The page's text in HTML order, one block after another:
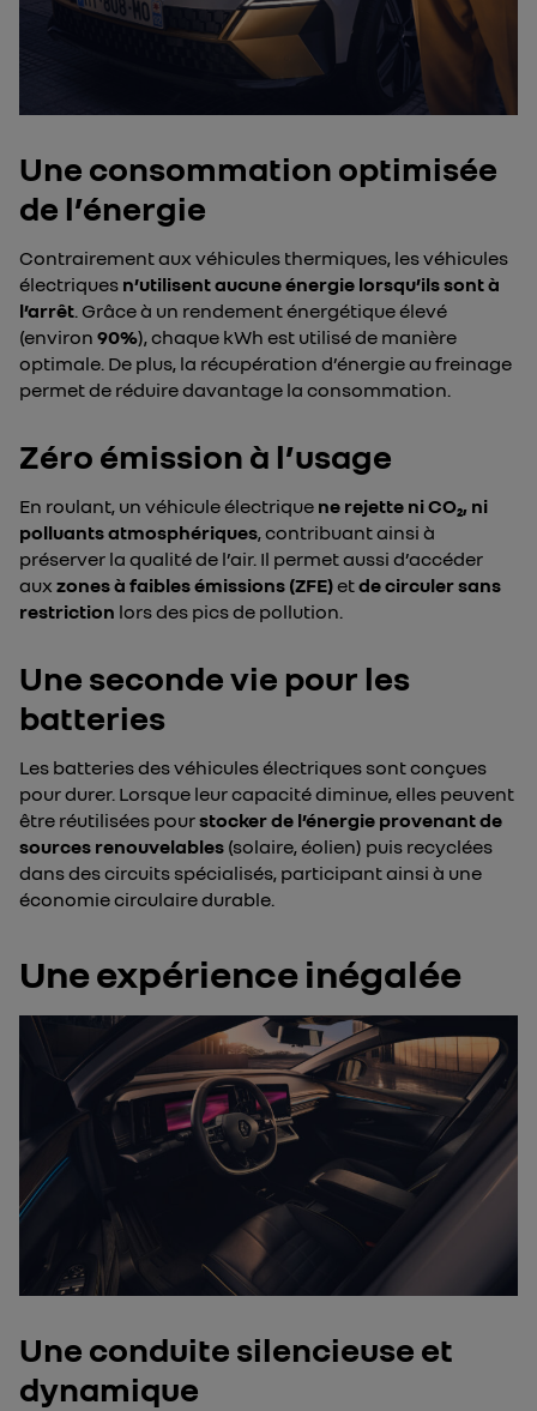
Une consommation optimisée
de l’énergie
Contrairement aux véhicules thermiques, les véhicules
électriques n’utilisent aucune énergie lorsqu’ils sont à
l’arrêt. Grâce à un rendement énergétique élevé
(environ 90%), chaque kWh est utilisé de manière
optimale. De plus, la récupération d’énergie au freinage
permet de réduire davantage la consommation.
Zéro émission à l’usage
En roulant, un véhicule électrique ne rejette ni CO₂, ni
polluants atmosphériques, contribuant ainsi à
préserver la qualité de l’air. Il permet aussi d’accéder
aux zones à faibles émissions (ZFE)etde circuler sans
restriction lors des pics de pollution.
Une seconde vie pour les
batteries
Les batteries des véhicules électriques sont conçues
pour durer. Lorsque leur capacité diminue, elles peuvent
être réutilisées pourstocker de l’énergie provenant de
sources renouvelables (solaire, éolien) puis recyclées
dans des circuits spécialisés, participant ainsi à une
économie circulaire durable.
Une expérience inégalée
Une conduite silencieuse et
dynamique